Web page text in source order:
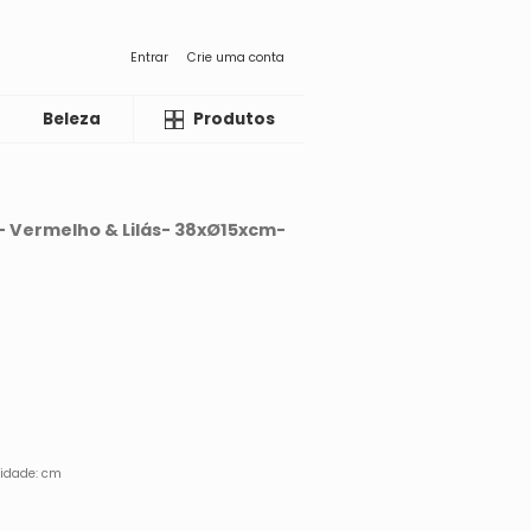
Entrar Crie uma conta
Beleza LiquidaProdutos
& Lilás- 38xØ15xcm-
cm